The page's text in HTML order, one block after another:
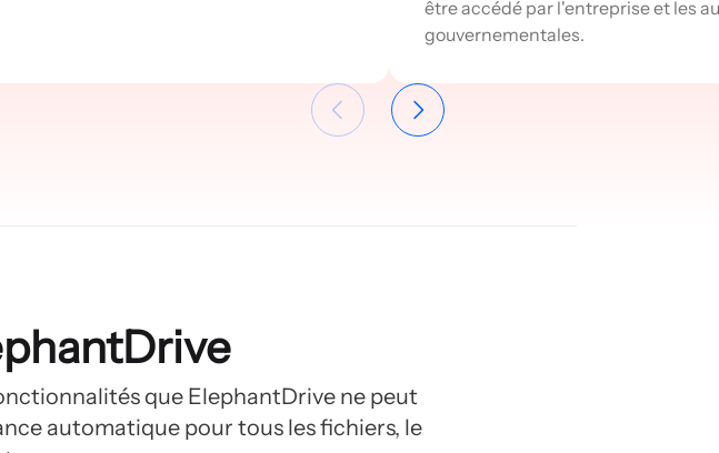
être accédé par l'entreprise et les
gouvernementales.
que ElephantDrive ne peut
automatique pour tous les fichiers, le